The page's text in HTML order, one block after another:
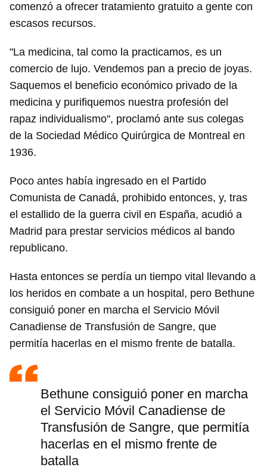
comenzó a ofrecer tratamiento gratuito a gente con
escasos recursos.
"La medicina, tal como la practicamos, es un
comercio de lujo. Vendemos pan a precio de joyas.
Saquemos el beneficio económico privado de la
medicina y purifiquemos nuestra profesión del
rapaz individualismo", proclamó ante sus colegas
de la Sociedad Médico Quirúrgica de Montreal en
1936.
Poco antes había ingresado en el Partido
Comunista de Canadá, prohibido entonces, y, tras
el estallido de la guerra civil en España, acudió a
Madrid para prestar servicios médicos al bando
republicano.
Hasta entonces se perdía un tiempo vital llevando a
los heridos en combate a un hospital, pero Bethune
consiguió poner en marcha el Servicio Móvil
Canadiense de Transfusión de Sangre, que
permitía hacerlas en el mismo frente de batalla.
Bethune consiguió poner en marcha
el Servicio Móvil Canadiense de
Transfusión de Sangre, que permitía
hacerlas en el mismo frente de
batalla